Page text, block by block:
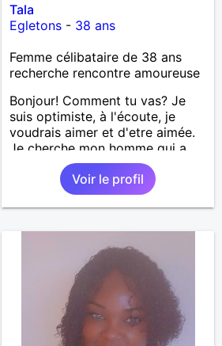
Tala
Egletons- 38 ans
Femme célibataire de 38 ans
recherche rencontre amoureuse
Bonjour! Comment tu vas? Je
suis optimiste, à l'écoute, je
voudrais aimer et d'etre aimée.
Je cherche mon homme qui a
38-48 ans. Aussi en Correse en
préférence ou dans son alentour
vu que je travaille en CDI et je
ne peux pas souvent voyager
Voir le profil